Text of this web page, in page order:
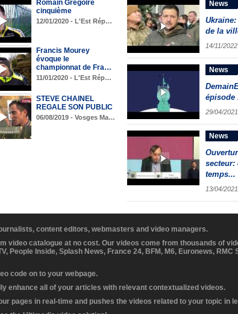
Romain Grégoire
cinquième
12/01/2020 - L'Est Rép…
Francis Mourey
évoque le
championnat de Fra…
11/01/2020 - L'Est Rép…
STEVE CHAINEL
REGALE SON PUBLIC
06/08/2019 - Vosges Ma…
News
de la
14/11/
News
épisode
29/04/
News
secteur:
temps...
13/04/
content editors, webmasters and video managers.
video catalogue at no cost. Our videos come from thousands of
People Inside, Splash News, France 24, BFM, M6, Euronews, RMC
code on to your webpage.
enhance all of your articles with relevant contextualized videos.
pages in real-time and pushes the videos related to your topic in